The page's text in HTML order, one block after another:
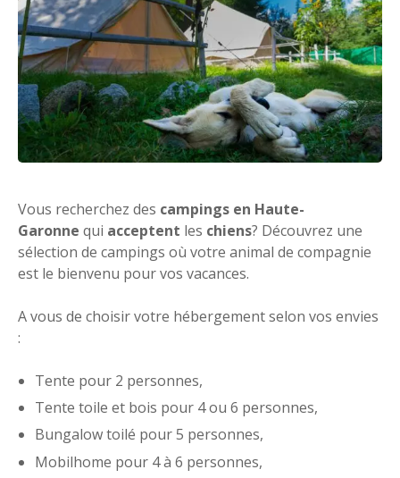
Vous recherchez des campings en Haute-
Garonne qui acceptent les chiens? Découvrez une
sélection de campings où votre animal de compagnie
est le bienvenu pour vos vacances.
A vous de choisir votre hébergement selon vos envies
:
Tente pour 2 personnes,
Tente toile et bois pour 4 ou 6 personnes,
Bungalow toilé pour 5 personnes,
Mobilhome pour 4 à 6 personnes,